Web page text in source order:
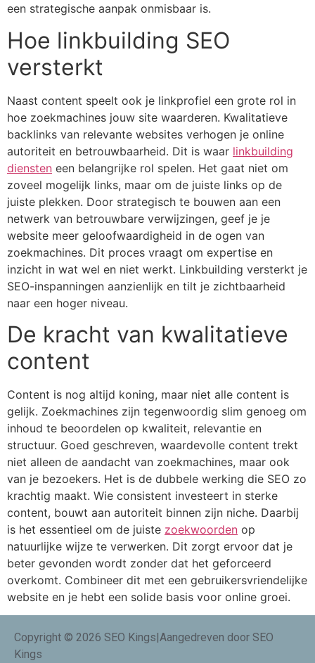
een strategische aanpak onmisbaar is.
Hoe linkbuilding SEO
versterkt
Naast content speelt ook je linkprofiel een grote rol in
hoe zoekmachines jouw site waarderen. Kwalitatieve
backlinks van relevante websites verhogen je online
autoriteit en betrouwbaarheid. Dit is waar linkbuilding
diensten een belangrijke rol spelen. Het gaat niet om
zoveel mogelijk links, maar om de juiste links op de
juiste plekken. Door strategisch te bouwen aan een
netwerk van betrouwbare verwijzingen, geef je je
website meer geloofwaardigheid in de ogen van
zoekmachines. Dit proces vraagt om expertise en
inzicht in wat wel en niet werkt. Linkbuilding versterkt je
SEO-inspanningen aanzienlijk en tilt je zichtbaarheid
naar een hoger niveau.
De kracht van kwalitatieve
content
Content is nog altijd koning, maar niet alle content is
gelijk. Zoekmachines zijn tegenwoordig slim genoeg om
inhoud te beoordelen op kwaliteit, relevantie en
structuur. Goed geschreven, waardevolle content trekt
niet alleen de aandacht van zoekmachines, maar ook
van je bezoekers. Het is de dubbele werking die SEO zo
krachtig maakt. Wie consistent investeert in sterke
content, bouwt aan autoriteit binnen zijn niche. Daarbij
is het essentieel om de juiste zoekwoorden op
natuurlijke wijze te verwerken. Dit zorgt ervoor dat je
beter gevonden wordt zonder dat het geforceerd
overkomt. Combineer dit met een gebruikersvriendelijke
website en je hebt een solide basis voor online groei.
Copyright © 2026 SEO Kings|Aangedreven door SEO
Kings